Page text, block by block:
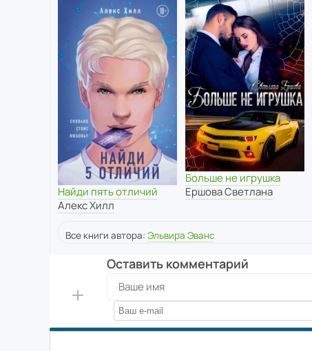
Найди пять отличий
Алекс Хилл
Больше не игрушка
Ершова Светлана
Все книги автора: Эльвира Эванс
Оставить комментарий